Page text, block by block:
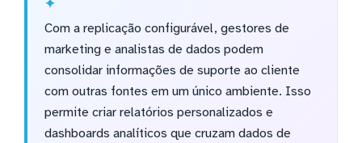
Com a replicação configurável, gestores de
marketing e analistas de dados podem
consolidar informações de suporte ao cliente
com outras fontes em um único ambiente. Isso
permite criar relatórios personalizados e
dashboards analíticos que cruzam dados de